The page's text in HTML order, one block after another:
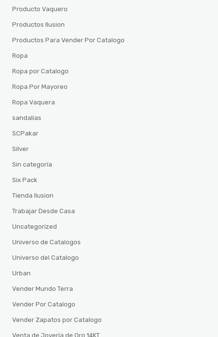
Producto Vaquero
Productos Ilusion
Productos Para Vender Por Catalogo
Ropa
Ropa por Catalogo
Ropa Por Mayoreo
Ropa Vaquera
sandalias
SCPakar
Silver
Sin categoría
Six Pack
Tienda Ilusion
Trabajar Desde Casa
Uncategorized
Universo de Catalogos
Universo del Catalogo
Urban
Vender Mundo Terra
Vender Por Catalogo
Vender Zapatos por Catalogo
Venta de Joyería de Oro 14KT